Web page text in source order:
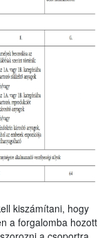
kiszámítani, hogy
a forgalomba hozott